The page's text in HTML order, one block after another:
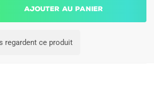
Ajouter au panier
regardent ce produit